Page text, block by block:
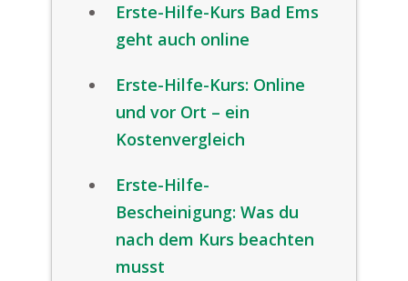
Erste-Hilfe-Kurs Bad Ems
geht auch online
Erste-Hilfe-Kurs: Online
und vor Ort – ein
Kostenvergleich
Erste-Hilfe-
Bescheinigung: Was du
nach dem Kurs beachten
musst